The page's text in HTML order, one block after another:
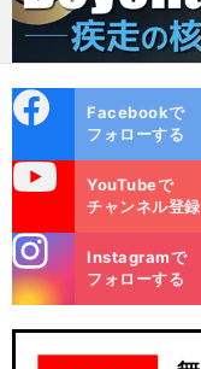
ok
Facebookで
フォローする
YouTubeで
チャンネル登録
m
Instagramで
フォローする